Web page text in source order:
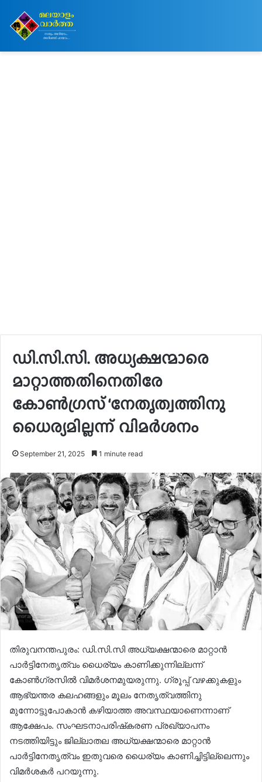
ഡി.സി.സി. അധ്യക്ഷന്മാരെ
മാറ്റാത്തതിനെതിരേ
കോണ്‍ഗ്രസ് ‘നേതൃത്വത്തിനു
ധൈര്യമില്ലന്ന് വിമര്‍ശനം
September 21, 2025 1 minute read
തിരുവനന്തപുരം: ഡി.സി.സി അധ്യക്ഷന്മാരെ മാറ്റാന്‍
പാര്‍ട്ടിനേതൃത്വം ധൈര്യം കാണിക്കുന്നില്ലന്ന്
കോണ്‍ഗ്രസില്‍ വിമര്‍ശനമുയരുന്നു. ഗ്രൂപ്പ് വഴക്കുകളും
ആഭ്യന്തര കലഹങ്ങളും മൂലം നേതൃത്വത്തിനു
മുന്നോട്ടുപോകാന്‍ കഴിയാത്ത അവസ്ഥയാണെന്നാണ്
ആക്ഷേപം. സംഘടനാപരിഷ്‌കരണ പ്രഖ്യാപനം
നടത്തിയിട്ടും ജില്ലാതല അധ്യക്ഷന്മാരെ മാറ്റാന്‍
പാര്‍ട്ടിനേതൃത്വം ഇതുവരെ ധൈര്യം കാണിച്ചിട്ടില്ലെന്നും
വിമര്‍ശകര്‍ പറയുന്നു.